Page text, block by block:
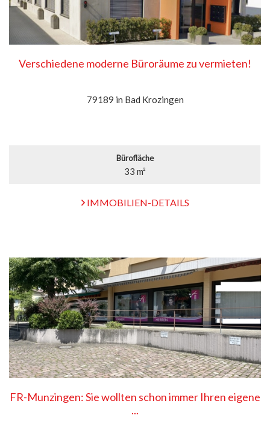
Verschiedene moderne Büroräume zu vermieten!
79189 in Bad Krozingen
Bürofläche
33 m²
IMMOBILIEN-DETAILS
FR-Munzingen: Sie wollten schon immer Ihren eigene
...